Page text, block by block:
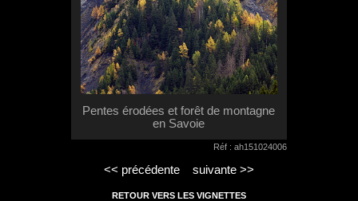
Pentes érodées et forêt de montagne
en Savoie
Réf : ah151024006
<< précédente suivante >>
RETOUR VERS LES VIGNETTES